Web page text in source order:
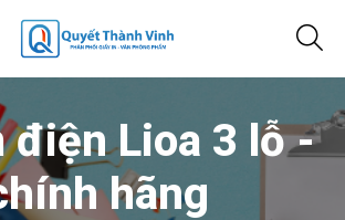
điện Lioa 3 lỗ -
hãng